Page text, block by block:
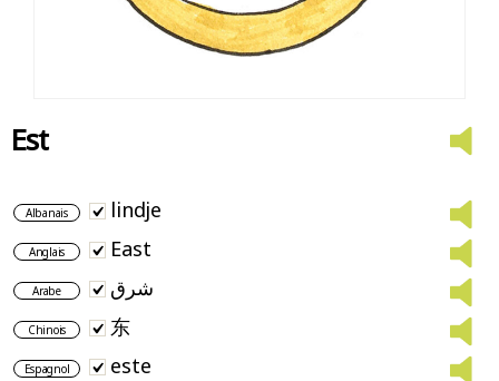
Est
Albanais lindje
Anglais East
Arabe شرق
Chinois 东
Espagnol este